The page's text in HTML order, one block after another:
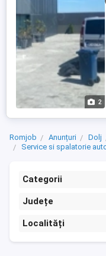
2
Romjob Anunțuri Dolj
Service si spalatorie
Categorii
Județe
Localități